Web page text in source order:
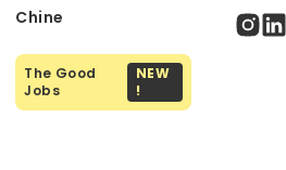
Chine
The Good
Jobs
NEW
!